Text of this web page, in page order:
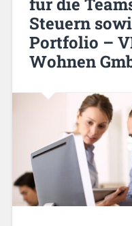
Steuern
Portfolio –
Wohnen